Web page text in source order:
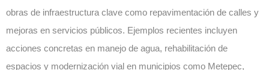
obras de infraestructura clave como repavimentación de calles y
mejoras en servicios públicos. Ejemplos recientes incluyen
acciones concretas en manejo de agua, rehabilitación de
espacios y modernización vial en municipios como Metepec,